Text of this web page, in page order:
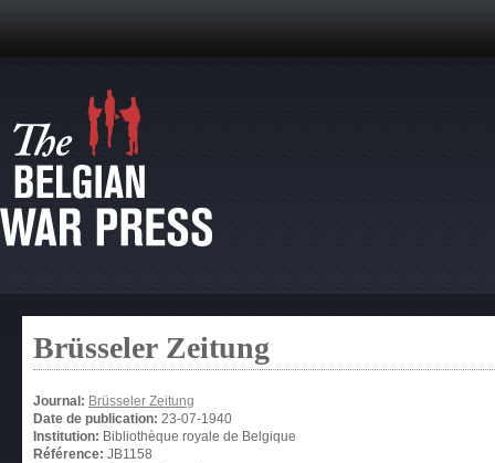
Brüsseler Zeitung
Journal: Brüsseler Zeitung
Date de publication: 23-07-1940
Institution: Bibliothèque royale de Belgique
Référence: JB1158